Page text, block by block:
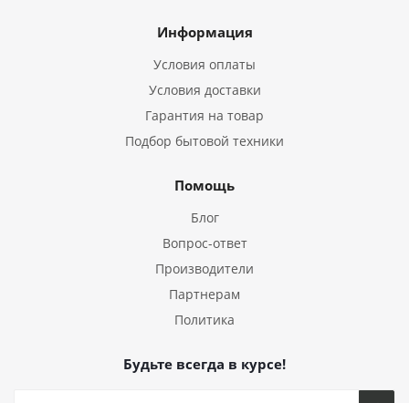
Информация
Условия оплаты
Условия доставки
Гарантия на товар
Подбор бытовой техники
Помощь
Блог
Вопрос-ответ
Производители
Партнерам
Политика
Будьте всегда в курсе!